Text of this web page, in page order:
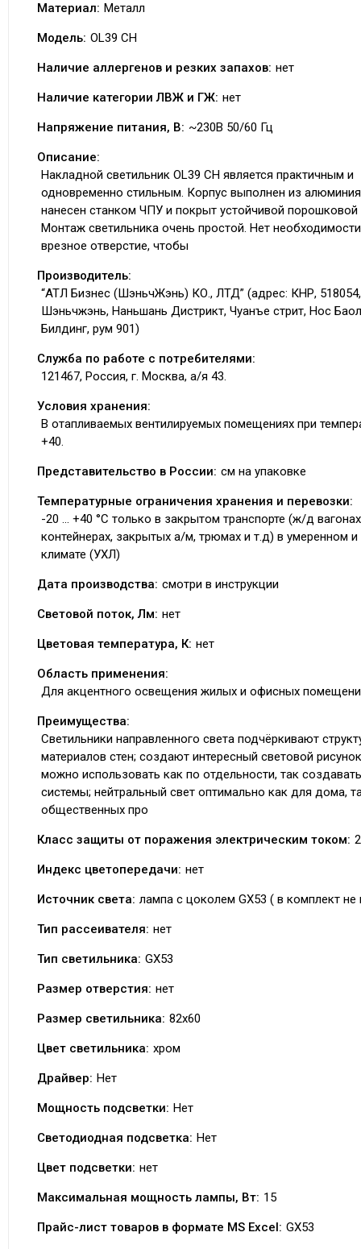
Материал: Металл
Модель: OL39 CH
Наличие аллергенов и резких запахов: нет
Наличие категории ЛВЖ и ГЖ: нет
Напряжение питания, В: ~230В 50/60 Гц
Описание:
Накладной светильник OL39 CH является практичным и
одновременно стильным. Корпус выполнен из
нанесен станком ЧПУ и покрыт устойчивой порошковой
Монтаж светильника очень простой. Нет
врезное отверстие, чтобы
Производитель:
“АТЛ Бизнес (ШэньчЖэнь) КО., ЛТД” (адрес: КНР, 518054,
Шэньчжэнь, Наньшань Дистрикт, Чуанъе стрит, Нос
Билдинг, рум 901)
Служба по работе с потребителями:
121467, Россия, г. Москва, а/я 43.
Условия хранения:
В отапливаемых вентилируемых помещениях при
+40.
Представительство в России: см на упаковке
Температурные ограничения хранения и перевозки:
-20 ... +40 °C только в закрытом транспорте (ж/д
контейнерах, закрытых а/м, трюмах и т.д) в умеренном
климате (УХЛ)
Дата производства: смотри в инструкции
Световой поток, Лм: нет
Цветовая температура, К: нет
Область применения:
Для акцентного освещения жилых и офисных
Преимущества:
Светильники направленного света подчёркивают
материалов стен; создают интересный световой
можно использовать как по отдельности, так
системы; нейтральный свет оптимально как для дома,
общественных про
Класс защиты от поражения электрическим током: 2
Индекс цветопередачи: нет
Источник света: лампа с цоколем GX53 ( в комплект не
Тип рассеивателя: нет
Тип светильника: GX53
Размер отверстия: нет
Размер светильника: 82x60
Цвет светильника: хром
Драйвер: Нет
Мощность подсветки: Нет
Светодиодная подсветка: Нет
Цвет подсветки: нет
Максимальная мощность лампы, Вт: 15
Прайс-лист товаров в формате MS Excel: GX53